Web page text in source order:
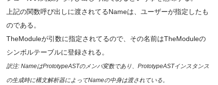
上記の関数呼び出しに渡されてるNameは、ユーザーが指定したも
のである。
TheModuleが引数に指定されてるので、その名前はTheModuleの
シンボルテーブルに登録される。
訳注: NameはPrototypeASTのメンバ変数であり、PrototypeASTインスタンス
の生成時に構文解析器によってNameの中身は渡されている。